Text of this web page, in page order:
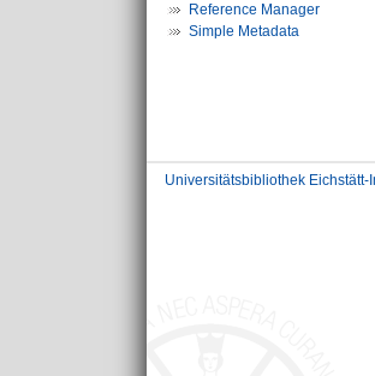
Reference Manager
Simple Metadata
Universitätsbibliothek Eichstätt-